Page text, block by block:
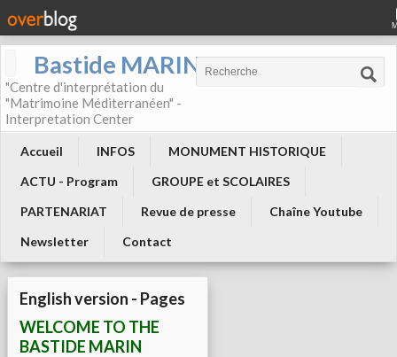
Bastide MARIN
"Centre d'interprétation du
"Matrimoine Méditerranéen" -
Interpretation Center
Accueil INFOS
MONUMENT HISTORIQUE
ACTU - Program
GROUPE et SCOLAIRES
PARTENARIAT
Revue de presse
Chaîne Youtube
Newsletter
Contact
English version - Pages
WELCOME TO THE
BASTIDE MARIN